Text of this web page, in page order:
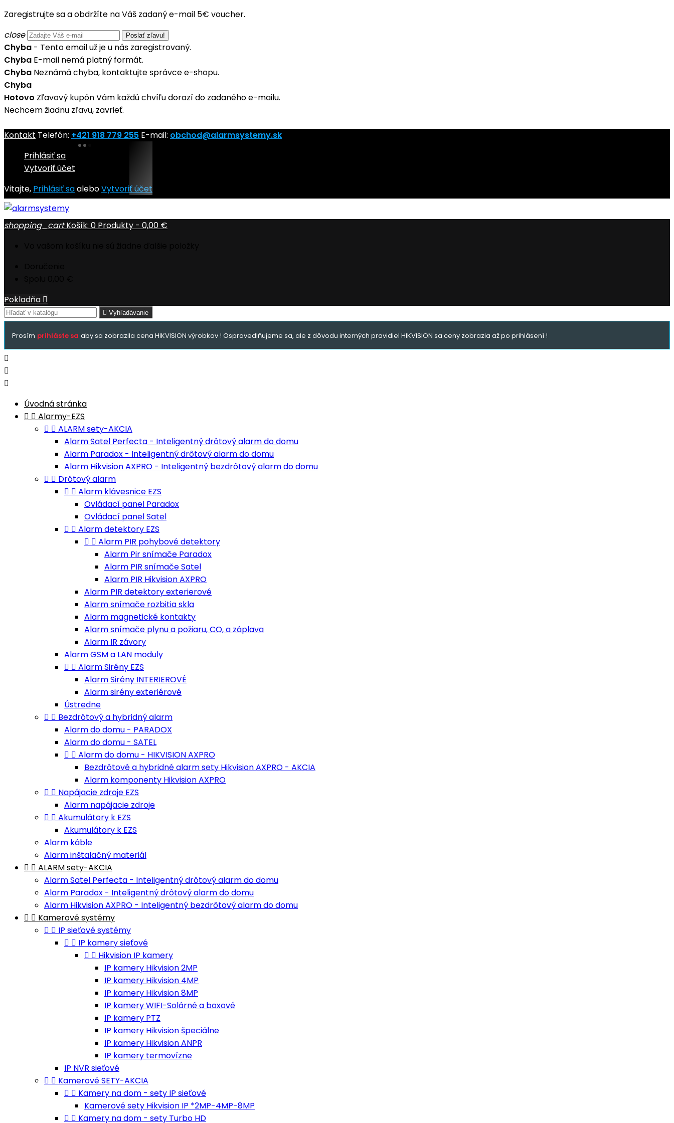
Zaregistrujte sa a obdržíte na Váš zadaný e-mail 5€ voucher.
close
Chyba - Tento email už je u nás zaregistrovaný.
Chyba E-mail nemá platný formát.
Chyba Neznámá chyba, kontaktujte správce e-shopu.
Chyba
Hotovo Zľavový kupón Vám každú chvíľu dorazí do zadaného e-mailu.
Nechcem žiadnu zľavu, zavrieť.
Kontakt Telefón: +421 918 779 255 E-mail: obchod@alarmsystemy.sk
Prihlásiť sa
Vytvoriť účet
Vitajte, Prihlásiť saaleboVytvoriť účet
shopping_cart Košík: 0 Produkty - 0,00 €
Pokladňa 
 Vyhľadávanie
Prosím prihláste sa aby sa zobrazila cena HIKVISION výrobkov ! Ospravedlňujeme sa, ale z dôvodu interných pravidiel HIKVISION sa ceny zobrazia až po prihlásení !



Úvodná stránka
  Alarmy-EZS
  ALARM sety-AKCIA
Alarm Satel Perfecta - Inteligentný drôtový alarm do domu
Alarm Paradox - Inteligentný drôtový alarm do domu
Alarm Hikvision AXPRO - Inteligentný bezdrôtový alarm do domu
  Drôtový alarm
  Alarm klávesnice EZS
Ovládací panel Paradox
Ovládací panel Satel
  Alarm detektory EZS
  Alarm PIR pohybové detektory
Alarm Pir snímače Paradox
Alarm PIR snímače Satel
Alarm PIR Hikvision AXPRO
Alarm PIR detektory exterierové
Alarm snímače rozbitia skla
Alarm magnetické kontakty
Alarm snímače plynu a požiaru, CO, a záplava
Alarm IR závory
Alarm GSM a LAN moduly
  Alarm Sirény EZS
Alarm Sirény INTERIEROVÉ
Alarm sirény exteriérové
Ústredne
  Bezdrôtový a hybridný alarm
Alarm do domu - PARADOX
Alarm do domu - SATEL
  Alarm do domu - HIKVISION AXPRO
Bezdrôtové a hybridné alarm sety Hikvision AXPRO - AKCIA
Alarm komponenty Hikvision AXPRO
  Napájacie zdroje EZS
Alarm napájacie zdroje
  Akumulátory k EZS
Akumulátory k EZS
Alarm káble
Alarm inštalačný materiál
  ALARM sety-AKCIA
Alarm Satel Perfecta - Inteligentný drôtový alarm do domu
Alarm Paradox - Inteligentný drôtový alarm do domu
Alarm Hikvision AXPRO - Inteligentný bezdrôtový alarm do domu
  Kamerové systémy
  IP sieťové systémy
  IP kamery sieťové
  Hikvision IP kamery
IP kamery Hikvision 2MP
IP kamery Hikvision 4MP
IP kamery Hikvision 8MP
IP kamery WIFI-Solárné a boxové
IP kamery PTZ
IP kamery Hikvision špeciálne
IP kamery Hikvision ANPR
IP kamery termovízne
IP NVR sieťové
  Kamerové SETY-AKCIA
  Kamery na dom - sety IP sieťové
Kamerové sety Hikvision IP *2MP-4MP-8MP
  Kamery na dom - sety Turbo HD